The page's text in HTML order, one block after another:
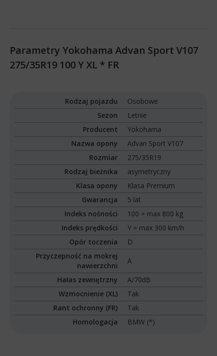
Parametry Yokohama Advan Sport V107
275/35R19 100 Y XL * FR
Rodzaj pojazdu
Osobowe
Sezon
Letnie
Producent
Yokohama
Nazwa opony
Advan Sport V107
Rozmiar
275/35R19
Rodzaj bieżnika
asymetryczny
Klasa opony
Klasa Premium
Gwarancja
5 lat
Indeks nośności
100 = max 800 kg
Indeks prędkości
Y = max 300 km/h
Opór toczenia
D
Przyczepność na mokrej
nawierzchni
A
Hałas zewnętrzny
A/70dB
Wzmocnienie (XL)
Tak
Rant ochronny (FR)
Tak
Homologacja
BMW (*)